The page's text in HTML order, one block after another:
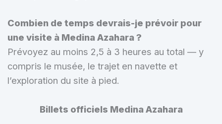
Combien de temps devrais-je prévoir pour
une visite à Medina Azahara ?
Prévoyez au moins 2,5 à 3 heures au total — y
compris le musée, le trajet en navette et
l’exploration du site à pied.
Billets officiels Medina Azahara